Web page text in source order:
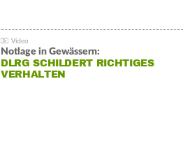
Notlage in Gewässern:
DLRG SCHILDERT RICHTIGES
VERHALTEN